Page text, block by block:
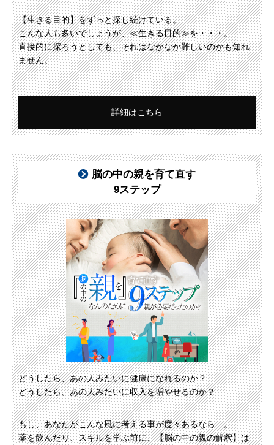
【生きる目的】をずっと探し続けている。
こんな人も多いでしょうが、≪生きる目的≫を・・・。
直接的に探ろうとしても、それはなかなか難しいのかも知れ
ません。
詳細はこちら
脳の中の親を育て直す
9ステップ
どうしたら、あの人みたいに健康になれるのか？
どうしたら、あの人みたいに収入を増やせるのか？
もし、あなたがこんな風に考える事が度々あるなら…。
薬を飲んだり、スキルを学ぶ前に、【脳の中の親の解釈】は